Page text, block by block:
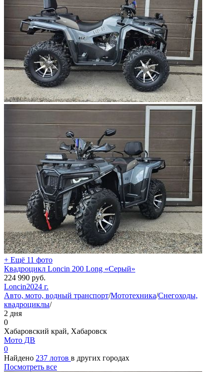
+ Ещё 11 фото
Квадроцикл Loncin 200 Long «Серый»
224 990 руб.
Loncin2024 г.
Авто, мото, водный транспорт/Мототехника/Снегоходы,
квадроциклы/
2 дня
0
Хабаровский край, Хабаровск
Мото ДВ
0
Найдено 237 лотов в других городах
Посмотреть все